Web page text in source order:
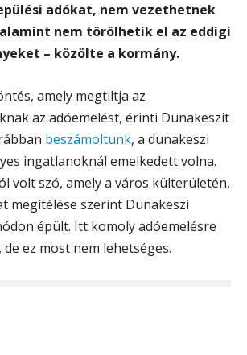
adókat, nem vezethetnek
nem törölhetik el az eddigi
– közölte a kormány.
amely megtiltja az
az adóemelést, érinti Dunakeszit
beszámoltunk, a dunakeszi
ingatlanoknál emelkedett volna.
volt szó, amely a város külterületén,
megítélése szerint Dunakeszi
épült. Itt komoly adóemelésre
ez most nem lehetséges.